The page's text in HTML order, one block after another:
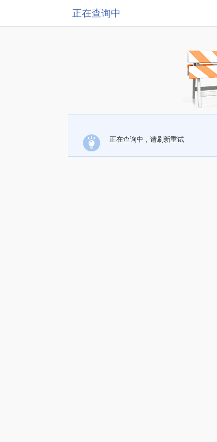
正在查询中
正在查询中，请刷新重试